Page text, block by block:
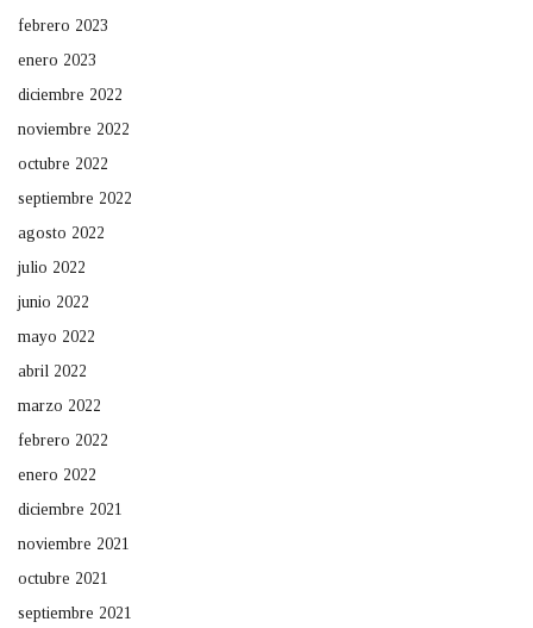
febrero 2023
enero 2023
diciembre 2022
noviembre 2022
octubre 2022
septiembre 2022
agosto 2022
julio 2022
junio 2022
mayo 2022
abril 2022
marzo 2022
febrero 2022
enero 2022
diciembre 2021
noviembre 2021
octubre 2021
septiembre 2021